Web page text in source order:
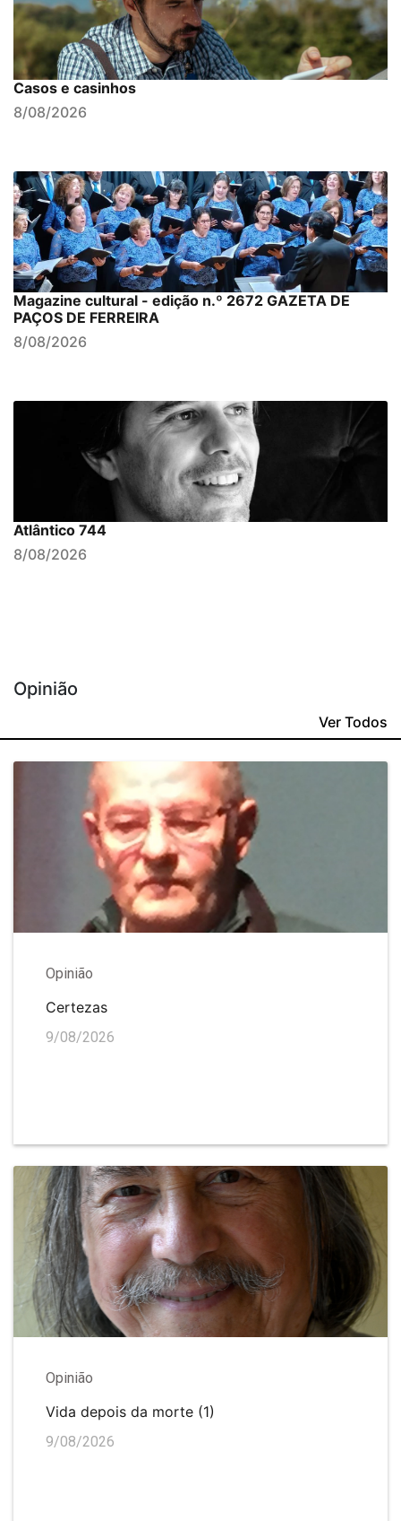
Casos e casinhos
8/08/2026
Magazine cultural - edição n.º 2672 GAZETA DE
PAÇOS DE FERREIRA
8/08/2026
Atlântico 744
8/08/2026
Opinião
Ver Todos
Opinião
Certezas
9/08/2026
Opinião
Vida depois da morte (1)
9/08/2026